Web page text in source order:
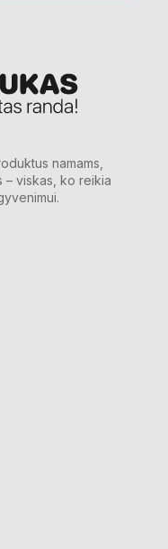
namams,
– viskas, ko reikia